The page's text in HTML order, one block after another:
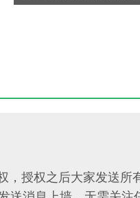
授权之后大家发送所